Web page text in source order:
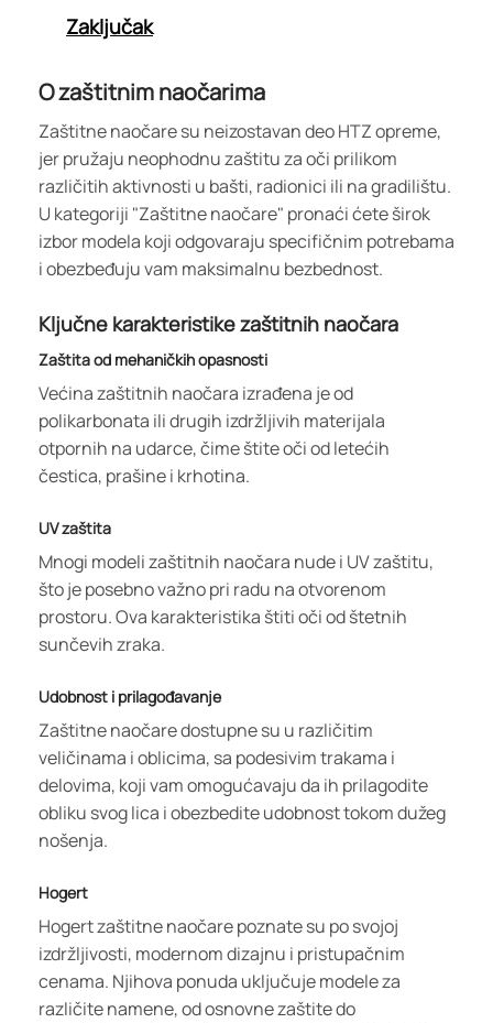
Zaključak
O zaštitnim naočarima
Zaštitne naočare su neizostavan deo HTZ opreme,
jer pružaju neophodnu zaštitu za oči prilikom
različitih aktivnosti u bašti, radionici ili na gradilištu.
U kategoriji "Zaštitne naočare" pronaći ćete širok
izbor modela koji odgovaraju specifičnim potrebama
i obezbeđuju vam maksimalnu bezbednost.
Ključne karakteristike zaštitnih naočara
Zaštita od mehaničkih opasnosti
Većina zaštitnih naočara izrađena je od
polikarbonata ili drugih izdržljivih materijala
otpornih na udarce, čime štite oči od letećih
čestica, prašine i krhotina.
UV zaštita
Mnogi modeli zaštitnih naočara nude i UV zaštitu,
što je posebno važno pri radu na otvorenom
prostoru. Ova karakteristika štiti oči od štetnih
sunčevih zraka.
Udobnost i prilagođavanje
Zaštitne naočare dostupne su u različitim
veličinama i oblicima, sa podesivim trakama i
delovima, koji vam omogućavaju da ih prilagodite
obliku svog lica i obezbedite udobnost tokom dužeg
nošenja.
Hogert
Hogert zaštitne naočare poznate su po svojoj
izdržljivosti, modernom dizajnu i pristupačnim
cenama. Njihova ponuda uključuje modele za
različite namene, od osnovne zaštite do